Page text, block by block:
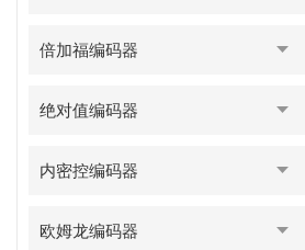
倍加福编码器
绝对值编码器
内密控编码器
欧姆龙编码器